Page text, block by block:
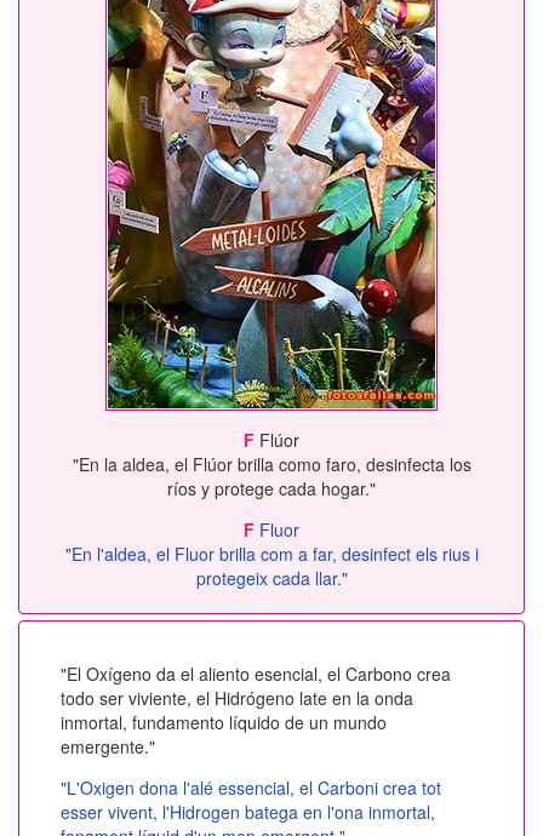
F Flúor
"En la aldea, el Flúor brilla como faro, desinfecta los
ríos y protege cada hogar."
F Fluor
"En l'aldea, el Fluor brilla com a far, desinfect els rius i
protegeix cada llar."
"El Oxígeno da el aliento esencial, el Carbono crea
todo ser viviente, el Hidrógeno late en la onda
inmortal, fundamento líquido de un mundo
emergente."
"L'Oxigen dona l'alé essencial, el Carboni crea tot
esser vivent, l'Hidrogen batega en l'ona inmortal,